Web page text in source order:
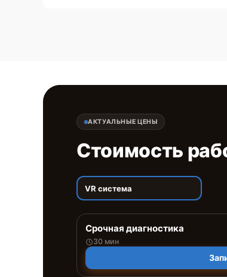
АКТУАЛЬНЫЕ ЦЕНЫ
Стоимость
VR система
Срочная диагностика
30 мин